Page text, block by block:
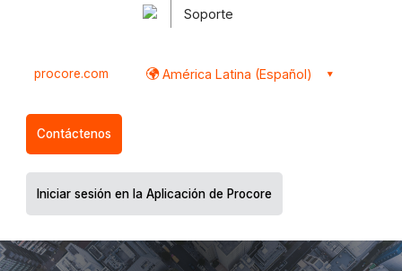
Soporte
procore.com América Latina (Español)
Contáctenos
Iniciar sesión en la Aplicación de Procore